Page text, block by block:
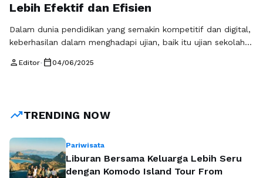
Lebih Efektif dan Efisien
Dalam dunia pendidikan yang semakin kompetitif dan digital,
keberhasilan dalam menghadapi ujian, baik itu ujian sekolah,
pada persiapan yang matang. Salah satu metode yang
memaksimalkan …Baca Selengkapnya
person Editor• calendar_today04/06/2025
trending_upTRENDING NOW
Pariwisata
Liburan Bersama Keluarga Lebih Seru
dengan Komodo Island Tour From